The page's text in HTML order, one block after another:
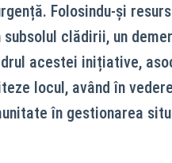
Folosindu-și
clădirii, un
acestei inițiative,
locul, având în vedere
în gestionarea